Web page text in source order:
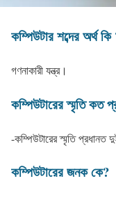
কম্পিউটার শব্দের অর্থ
গণনাকারী যন্ত্র।
কম্পিউটারের স্মৃতি কত
-কম্পিউটারের স্মৃতি প্রধানত
কম্পিউটারের জনক কে?